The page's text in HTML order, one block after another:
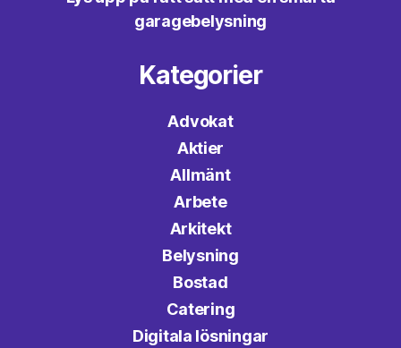
garagebelysning
Kategorier
Advokat
Aktier
Allmänt
Arbete
Arkitekt
Belysning
Bostad
Catering
Digitala lösningar